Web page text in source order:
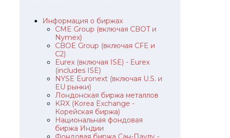
Информация о биржах
CME Group (включая CBOT и
Nymex)
CBOE Group (включая CFE и
C2)
Eurex (включая ISE) - Eurex
(includes ISE)
NYSE Euronext (включая U.S. и
EU рынки)
Лондонская биржа металлов
KRX (Korea Exchange -
Корейская биржа)
Национальная фондовая
биржа Индии